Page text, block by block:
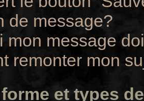
de message?
mon message
remonter mon
et types